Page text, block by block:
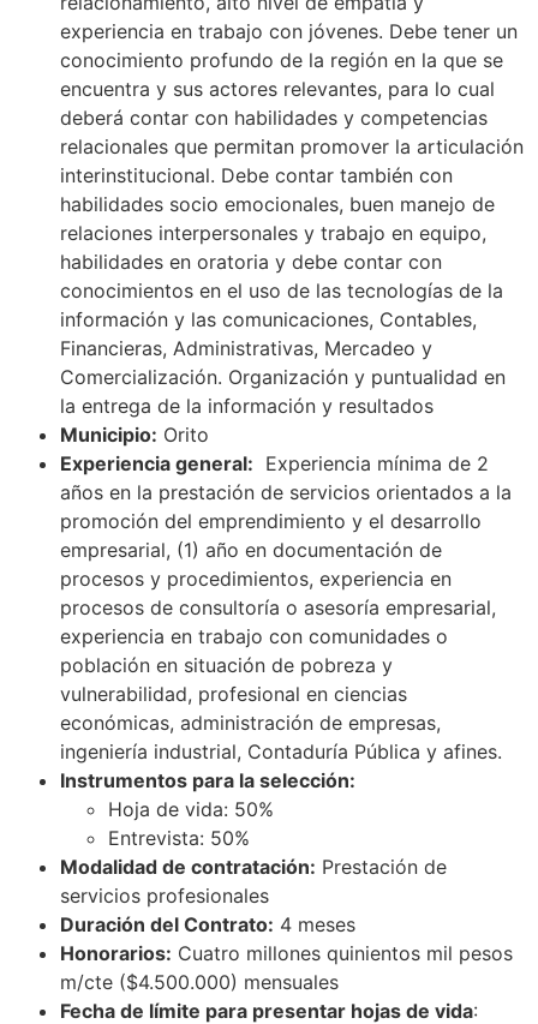
experiencia en trabajo con jóvenes. Debe tener un
conocimiento profundo de la región en la que se
encuentra y sus actores relevantes, para lo cual
deberá contar con habilidades y competencias
relacionales que permitan promover la articulación
interinstitucional. Debe contar también con
habilidades socio emocionales, buen manejo de
relaciones interpersonales y trabajo en equipo,
habilidades en oratoria y debe contar con
conocimientos en el uso de las tecnologías de la
información y las comunicaciones, Contables,
Financieras, Administrativas, Mercadeo y
Comercialización. Organización y puntualidad en
la entrega de la información y resultados
Municipio: Orito
Experiencia general: Experiencia mínima de 2
años en la prestación de servicios orientados a la
promoción del emprendimiento y el desarrollo
empresarial, (1) año en documentación de
procesos y procedimientos, experiencia en
procesos de consultoría o asesoría empresarial,
experiencia en trabajo con comunidades o
población en situación de pobreza y
vulnerabilidad, profesional en ciencias
económicas, administración de empresas,
ingeniería industrial, Contaduría Pública y afines.
Instrumentos para la selección:
Hoja de vida: 50%
Entrevista: 50%
Modalidad de contratación: Prestación de
servicios profesionales
Duración del Contrato: 4 meses
Honorarios: Cuatro millones quinientos mil pesos
m/cte ($4.500.000) mensuales
Fecha de límite para presentar hojas de vida: